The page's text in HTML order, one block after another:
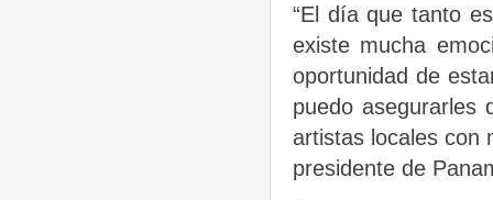
“El día que tanto
existe mucha
oportunidad de
puedo asegurarles
artistas locales con
presidente de